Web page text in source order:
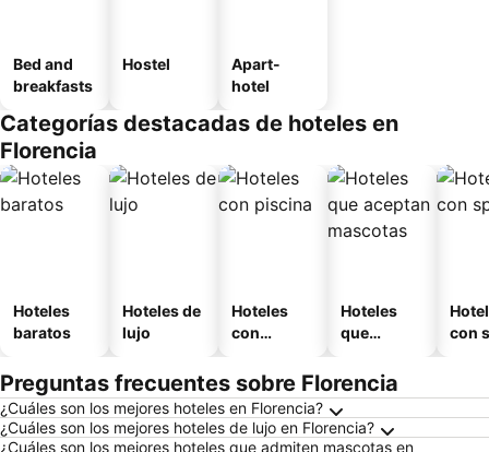
Bed and
breakfasts
Hostel
Apart-
hotel
Categorías destacadas de hoteles en
Florencia
Hoteles
baratos
Hoteles de
lujo
Hoteles
con
Hoteles
que
mascotas
con
Preguntas frecuentes sobre Florencia
¿Cuáles son los mejores hoteles en Florencia?
¿Cuáles son los mejores hoteles de lujo en Florencia?
¿Cuáles son los mejores hoteles que admiten mascotas en